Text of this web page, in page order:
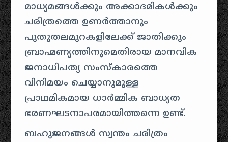
മാധ്യമങ്ങൾക്കും അക്കാദമികൾക്കും
ചരിത്രത്തെ ഉണർത്താനും
പുതുതലമുറകളിലേക്ക് ജാതിക്കും
ബ്രാഹ്മണ്യത്തിനുമെതിരായ മാനവിക
ജനാധിപത്യ സംസ്കാരത്തെ
വിനിമയം ചെയ്യാനുമുള്ള
പ്രാഥമികമായ ധാർമ്മിക ബാധ്യത
ഭരണഘടനാപരമായിത്തന്നെ ഉണ്ട്.
ബഹുജനങ്ങൾ സ്വന്തം ചരിത്രം